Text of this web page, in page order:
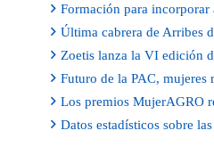
Formación para incorporar
Última cabrera de Arribes
Zoetis lanza la VI edición
Futuro de la PAC,
Los premios MujerAGRO
Datos estadísticos sobre